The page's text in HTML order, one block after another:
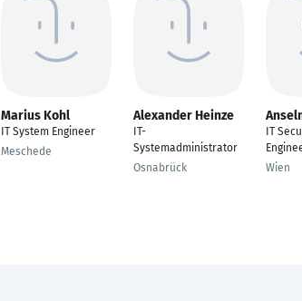
Marius Kohl
IT System Engineer
Meschede
Alexander Heinze
IT-
Systemadministrator
Osnabrück
IT
Wien